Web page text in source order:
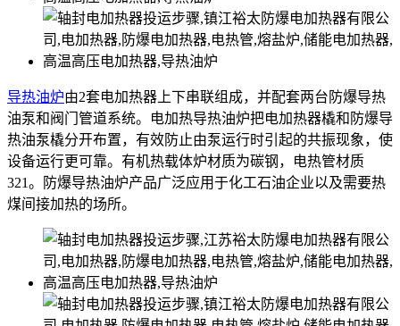
导热油炉由2套电加热器上下串联组成，并配套两台防爆导热
油泵和阀门管道系统。电加热导热油炉把电加热器橇和防爆导
热油泵橇分开布置，有效防止由泵运行时引起的共振现象，使
设备运行更可靠。有机热载体炉材质为碳钢，电热管材质
321。防爆导热油炉产品广泛应用于化工石油企业以及需要热
煤间接加热的场所。